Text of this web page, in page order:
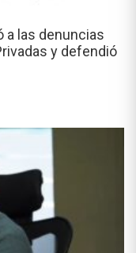
a las denuncias
y defendió